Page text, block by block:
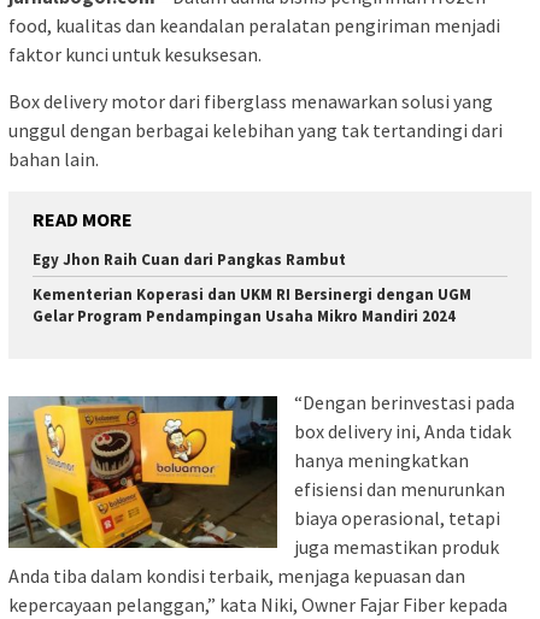
food, kualitas dan keandalan peralatan pengiriman menjadi
faktor kunci untuk kesuksesan.
Box delivery motor dari fiberglass menawarkan solusi yang
unggul dengan berbagai kelebihan yang tak tertandingi dari
bahan lain.
READ MORE
Egy Jhon Raih Cuan dari Pangkas Rambut
Kementerian Koperasi dan UKM RI Bersinergi dengan UGM
Gelar Program Pendampingan Usaha Mikro Mandiri 2024
“Dengan berinvestasi pada
box delivery ini, Anda tidak
hanya meningkatkan
efisiensi dan menurunkan
biaya operasional, tetapi
juga memastikan produk
Anda tiba dalam kondisi terbaik, menjaga kepuasan dan
kepercayaan pelanggan,” kata Niki, Owner Fajar Fiber kepada